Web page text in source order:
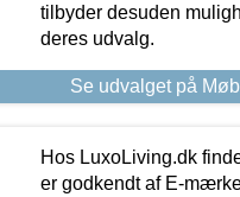
tilbyder desuden
deres udvalg.
Se udvalget på
Hos LuxoLiving.dk
er godkendt af E-